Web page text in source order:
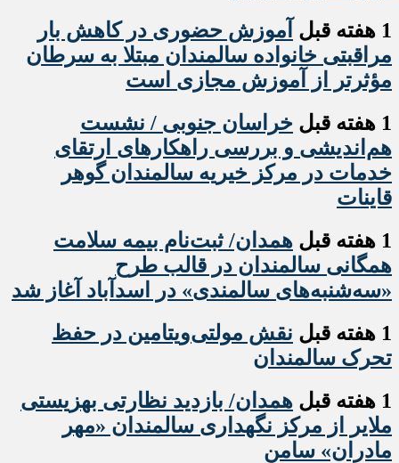
1 هفته قبل
آموزش حضوری در کاهش بار
مراقبتی خانواده سالمندان مبتلا به سرطان
مؤثرتر از آموزش مجازی است
1 هفته قبل
خراسان جنوبی / نشست
هم‌اندیشی و بررسی راهکارهای ارتقای
خدمات در مرکز خیریه سالمندان گوهر
قاینات
1 هفته قبل
همدان/ ثبت‌نام بیمه سلامت
همگانی سالمندان در قالب طرح
«سه‌شنبه‌های سالمندی» در اسدآباد آغاز شد
1 هفته قبل
نقش مولتی‌ویتامین در حفظ
تحرک سالمندان
1 هفته قبل
همدان/ بازدید نظارتی بهزیستی
ملایر از مرکز نگهداری سالمندان «مهر
مادران» سامن